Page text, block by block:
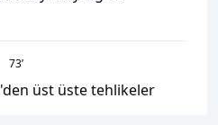
73’
üst üste tehlikeler